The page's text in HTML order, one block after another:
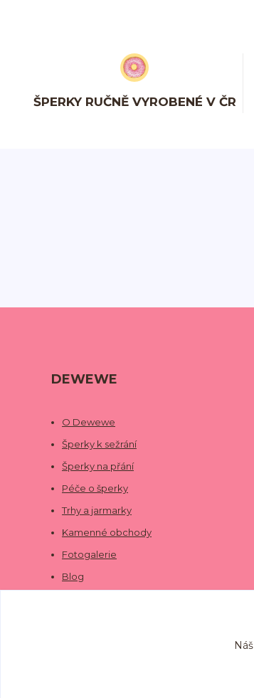
ŠPERKY RUČNĚ VYROBENÉ V ČR
DEWEWE
O Dewewe
Šperky k sežrání
Šperky na přání
Péče o šperky
Trhy a jarmarky
Kamenné obchody
Fotogalerie
Blog